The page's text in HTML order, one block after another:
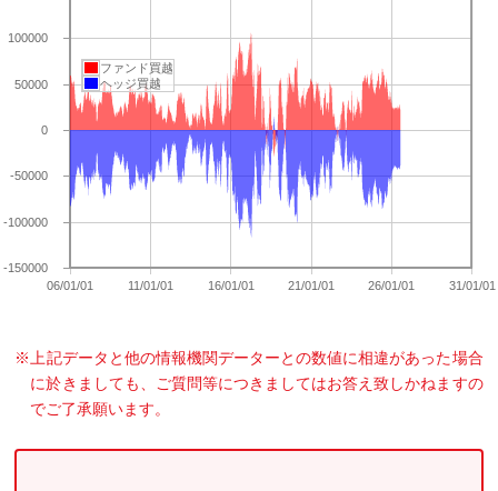
06/01/01 11/01/01 16/01/01 21/01/01 26/01/01 31/01/01
-150000
-100000
-50000
0
50000
100000
ファンド買越
ヘッジ買越
上記データと他の情報機関データーとの数値に相違があった場合
に於きましても、ご質問等につきましてはお答え致しかねますの
でご了承願います。